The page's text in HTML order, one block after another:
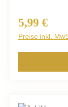
Regulärer
5,99 €
Preise inkl.